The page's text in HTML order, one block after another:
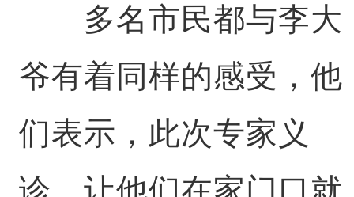
多名市民都与李大
爷有着同样的感受，他
们表示，此次专家义
诊，让他们在家门口就